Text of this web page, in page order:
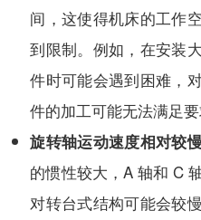
间，这使得机床的工作
到限制。例如，在安装
件时可能会遇到困难，
件的加工可能无法满足要
旋转轴运动速度相对较慢
的惯性较大，A 轴和 C
对转台式结构可能会较